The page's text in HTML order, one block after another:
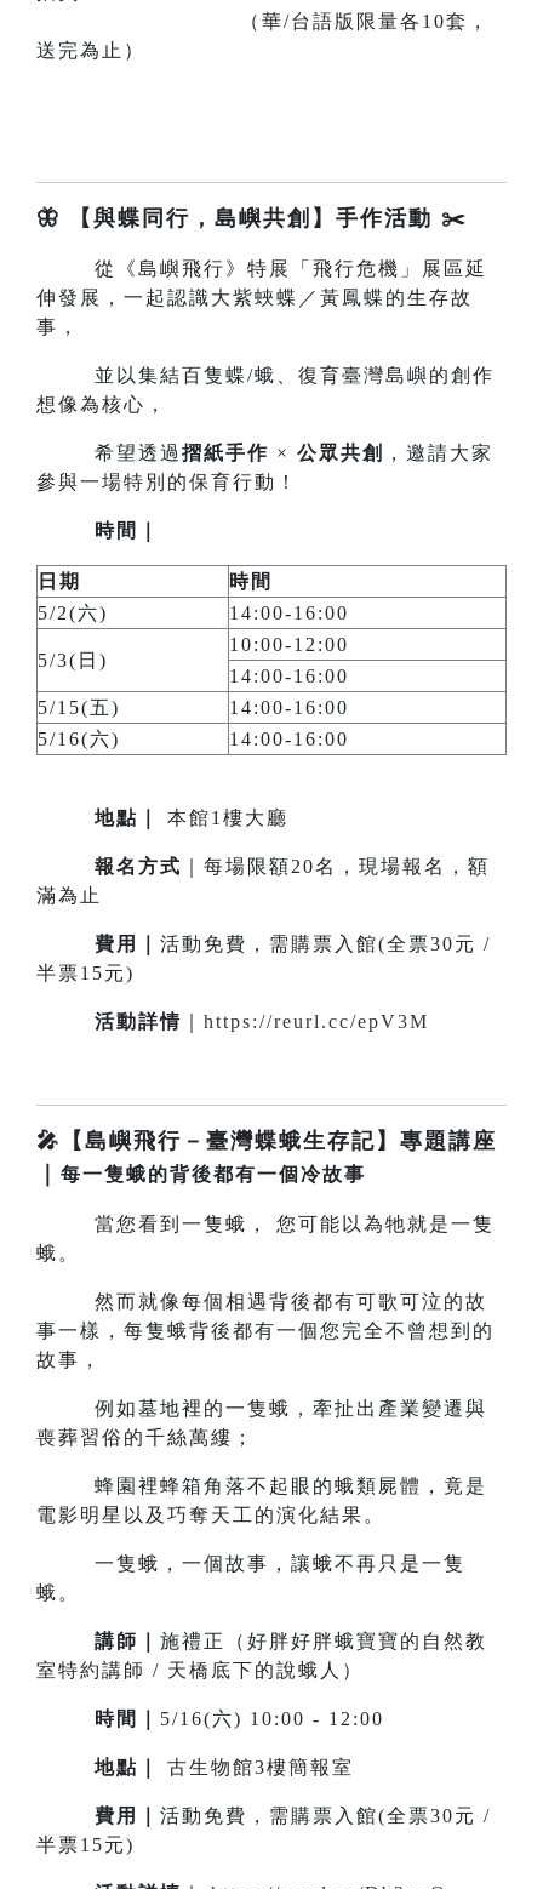
（華/台語版限量各10套，
送完為止）
🦋 【與蝶同行，島嶼共創】手作活動 ✂️
從《島嶼飛行》特展「飛行危機」展區延
伸發展，一起認識大紫蛺蝶／黃鳳蝶的生存故
事，
並以集結百隻蝶/蛾、復育臺灣島嶼的創作
想像為核心，
希望透過 摺紙手作 × 公眾共創
，邀請大家
參與一場特別的保育行動！
時間｜
日期
時間
5/2(六)
14:00-16:00
5/3(日)
10:00-12:00
14:00-16:00
5/15(五)
14:00-16:00
5/16(六)
14:00-16:00
地點 本館1樓大廳
報名方式
｜每場限額20名，現場報名，額
滿為止
費用｜ 活動免費，需購票入館(全票30元 /
半票15元)
活動詳情 https://reurl.cc/epV3M
🎤【島嶼飛行－臺灣蝶蛾生存記】專題講座
每一隻蛾的背後都有一個冷故事
當您看到一隻蛾， 您可能以為牠就是一隻
蛾。
然而就像每個相遇背後都有可歌可泣的故
事一樣，每隻蛾背後都有一個您完全不曾想到的
故事，
例如墓地裡的一隻蛾，牽扯出產業變遷與
喪葬習俗的千絲萬縷；
蜂園裡蜂箱角落不起眼的蛾類屍體，竟是
電影明星以及巧奪天工的演化結果。
一隻蛾，一個故事，讓蛾不再只是一隻
蛾。
講師｜ 施禮正（好胖好胖蛾寶寶的自然教
室特約講師 / 天橋底下的說蛾人）
時間｜ 5/16(六) 10:00 - 12:00
地點｜ 古生物館3樓簡報室
費用｜ 活動免費，需購票入館(全票30元 /
半票15元)